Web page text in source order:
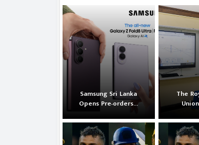
Samsung Sri Lanka
Opens Pre-orders...
The